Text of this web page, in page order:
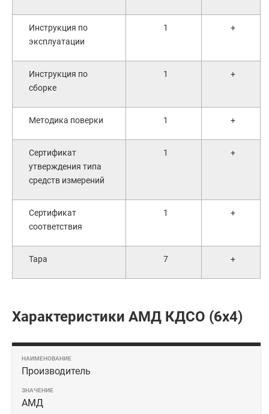
Инструкция по
эксплуатации
1 +
Инструкция по
сборке
1 +
Методика поверки 1 +
Сертификат
утверждения типа
средств измерений
1 +
Сертификат
соответствия
1 +
Тара 7 +
Характеристики АМД КДСО (6х4)
Производитель
АМД